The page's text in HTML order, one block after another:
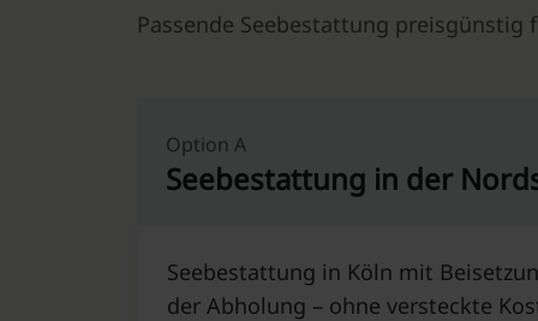
Passende Seebestattung preisgünstig
Option A
Seebestattung in der
Seebestattung in Köln mit
der Abholung – ohne versteckte